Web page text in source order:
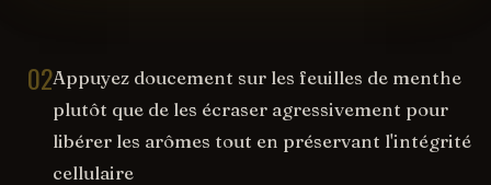
02Appuyez doucement sur les feuilles de menthe
plutôt que de les écraser agressivement pour
libérer les arômes tout en préservant l'intégrité
cellulaire